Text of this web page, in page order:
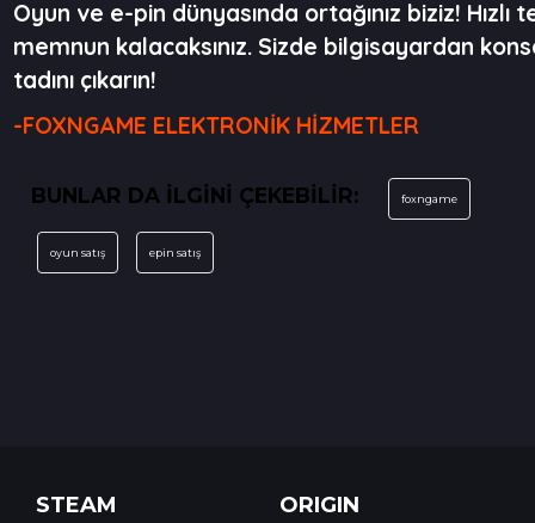
Oyun ve e-pin dünyasında ortağınız biziz!
memnun kalacaksınız. Sizde bilgisayardan
tadını çıkarın!
-FOXNGAME ELEKTRONİK HİZMETLER
BUNLAR DA İLGİNİ ÇEKEBİLİR: foxngame
oyun satış epin satış
STEAM ORIGIN